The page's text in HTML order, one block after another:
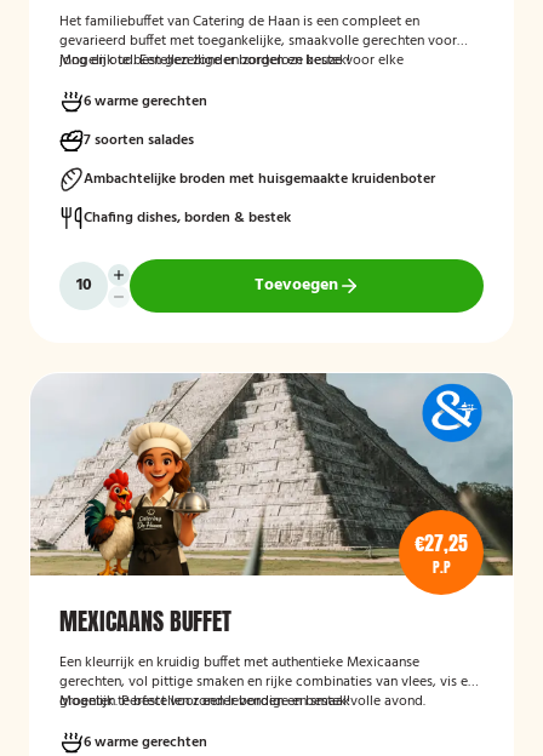
Het familiebuffet van Catering de Haan is een compleet en
gevarieerd buffet met toegankelijke, smaakvolle gerechten voor
jong en oud. Een gezellige en zorgeloze keuze voor elke
Mogelijk te bestellen zonder borden en bestek!
6 warme gerechten
7 soorten salades
Ambachtelijke broden met huisgemaakte kruidenboter
Chafing dishes, borden & bestek
Toevoegen
€27,25
P.P
MEXICAANS BUFFET
Een kleurrijk en kruidig buffet met authentieke Mexicaanse
gerechten, vol pittige smaken en rijke combinaties van vlees, vis en
groenten. Perfect voor een levendige en smaakvolle avond.
Mogelijk te bestellen zonder borden en bestek!
6 warme gerechten